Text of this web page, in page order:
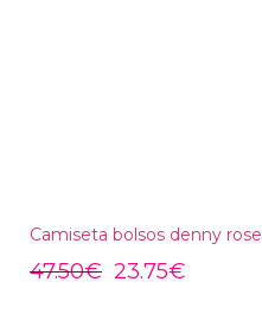
Camiseta bolsos denny rose
47.50€ 23.75€